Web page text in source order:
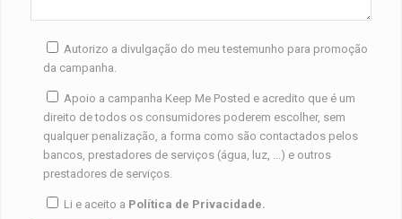
Autorizo a divulgação do meu testemunho para promoção
da campanha.
Apoio a campanha Keep Me Posted e acredito que é um
direito de todos os consumidores poderem escolher, sem
qualquer penalização, a forma como são contactados pelos
bancos, prestadores de serviços (água, luz, ...) e outros
prestadores de serviços.
Li e aceito a Política de Privacidade.